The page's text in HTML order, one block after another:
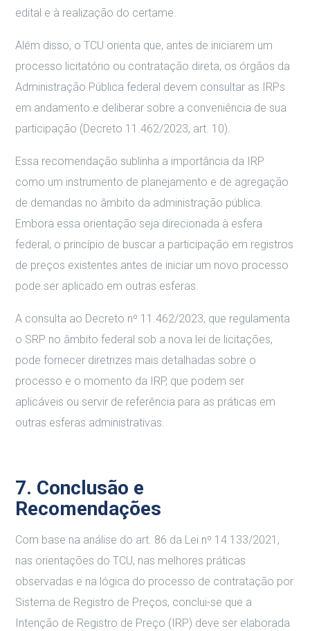
edital e à realização do certame.
Além disso, o TCU orienta que, antes de iniciarem um
processo licitatório ou contratação direta, os órgãos da
Administração Pública federal devem consultar as IRPs
em andamento e deliberar sobre a conveniência de sua
participação (Decreto 11.462/2023, art. 10).
Essa recomendação sublinha a importância da IRP
como um instrumento de planejamento e de agregação
de demandas no âmbito da administração pública.
Embora essa orientação seja direcionada à esfera
federal, o princípio de buscar a participação em registros
de preços existentes antes de iniciar um novo processo
pode ser aplicado em outras esferas.
A consulta ao Decreto nº 11.462/2023, que regulamenta
o SRP no âmbito federal sob a nova lei de licitações,
pode fornecer diretrizes mais detalhadas sobre o
processo e o momento da IRP, que podem ser
aplicáveis ou servir de referência para as práticas em
outras esferas administrativas.
7. Conclusão e
Recomendações
Com base na análise do art. 86 da Lei nº 14.133/2021,
nas orientações do TCU, nas melhores práticas
observadas e na lógica do processo de contratação por
Sistema de Registro de Preços, conclui-se que a
Intenção de Registro de Preço (IRP) deve ser elaborada